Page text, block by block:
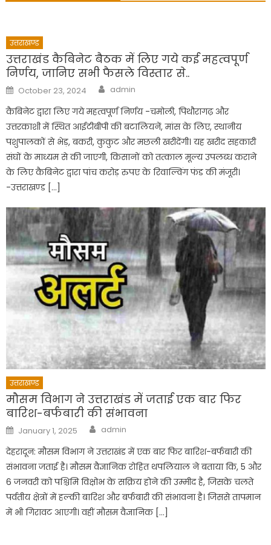
उत्तराखण्ड
उत्तराखंड कैबिनेट बैठक में लिए गये कई महत्वपूर्ण
निर्णय, जानिए सभी फैसले विस्तार से..
Posted
on
October 23, 2024 Author
admin
कैबिनेट द्वारा लिए गये महत्वपूर्ण निर्णय -चमोली, पिथौरागढ़ और
उत्तरकाशी में स्थित आईटीबीपी की बटालियनें, मांस के लिए, स्थानीय
पशुपालकों से भेड़, बकरी, कुकुट और मछली खरीदेंगी। यह खरीद सहकारी
संघों के माध्यम से की जाएगी, किसानों को तत्काल मूल्य उपलब्ध कराने
के लिए कैबिनेट द्वारा पांच करोड़ रुपए के रिवाल्विंग फंड की मंजूरी।
-उत्तराखण्ड […]
उत्तराखण्ड
मौसम विभाग ने उत्तराखंड में जताई एक बार फिर
बारिश-बर्फबारी की संभावना
Posted
on
January 1, 2025 Author
admin
देहरादून: मौसम विभाग ने उत्तराखंड में एक बार फिर बारिश-बर्फबारी की
संभावना जताई है। मौसम वैज्ञानिक रोहित थपलियाल ने बताया कि, 5 और
6 जनवरी को पश्चिमि विक्षोभ के सक्रिय होने की उम्मीद है, जिसके चलते
पर्वतीय क्षेत्रों में हल्की बारिश और बर्फबारी की संभावना है। जिससे तापमान
में भी गिरावट आएगी। वहीं मौसम वैज्ञानिक […]